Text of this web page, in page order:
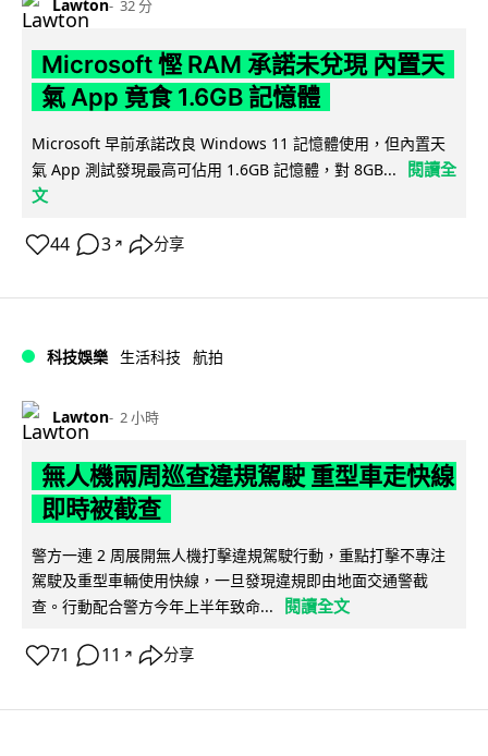
Lawton 32 分
Microsoft 慳 RAM 承諾未兌現 內置天
氣 App 竟食 1.6GB 記憶體
Microsoft 早前承諾改良 Windows 11 記憶體使用，但內置天
氣 App 測試發現最高可佔用 1.6GB 記憶體，對 8GB...
閱讀全
文
44 3 ↗ 分享
科技娛樂 生活科技 航拍
Lawton 2 小時
無人機兩周巡查違規駕駛 重型車走快線
即時被截查
警方一連 2 周展開無人機打擊違規駕駛行動，重點打擊不專注
駕駛及重型車輛使用快線，一旦發現違規即由地面交通警截
查。行動配合警方今年上半年致命...
閱讀全文
71 11 ↗ 分享